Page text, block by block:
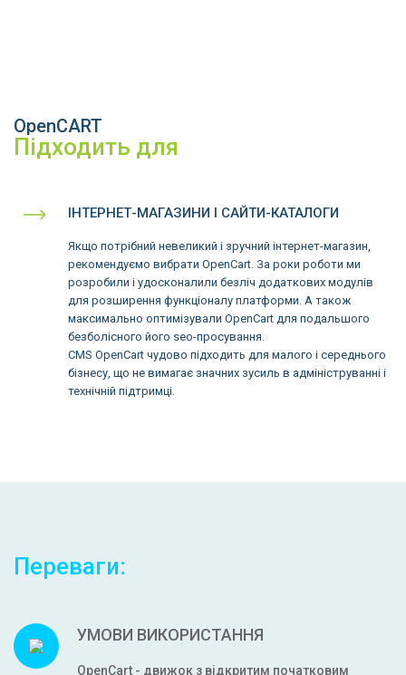
OpenCART
Підходить для
ІНТЕРНЕТ-МАГАЗИНИ І САЙТИ-КАТАЛОГИ
Якщо потрібний невеликий і зручний інтернет-магазин,
рекомендуємо вибрати OpenCart. За роки роботи ми
розробили і удосконалили безліч додаткових модулів
для розширення функціоналу платформи. А також
максимально оптимізували OpenCart для подальшого
безболісного його seo-просування.
CMS OpenCart чудово підходить для малого і середнього
бізнесу, що не вимагає значних зусиль в адмініструванні і
технічній підтримці.
Переваги:
УМОВИ ВИКОРИСТАННЯ
OpenCart - движок з відкритим початковим